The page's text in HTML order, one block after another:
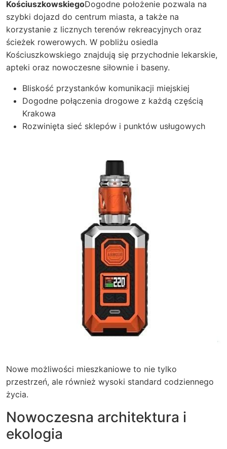
KościuszkowskiegoDogodne położenie pozwala na
szybki dojazd do centrum miasta, a także na
korzystanie z licznych terenów rekreacyjnych oraz
ścieżek rowerowych. W pobliżu osiedla
Kościuszkowskiego znajdują się przychodnie lekarskie,
apteki oraz nowoczesne siłownie i baseny.
Bliskość przystanków komunikacji miejskiej
Dogodne połączenia drogowe z każdą częścią
Krakowa
Rozwinięta sieć sklepów i punktów usługowych
Nowe możliwości mieszkaniowe to nie tylko
przestrzeń, ale również wysoki standard codziennego
życia.
Nowoczesna architektura i
ekologia